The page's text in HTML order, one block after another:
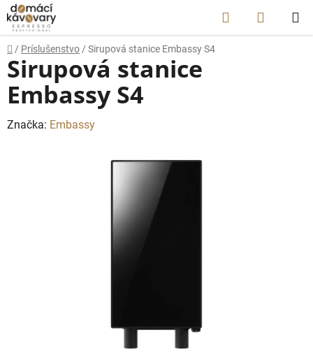
Prejsť
na
obsah
Hľadať
KOŠÍK
Domov
/ Príslušenstvo / Sirupová stanice Embassy S4
Sirupová stanice
Embassy S4
Značka: Embassy